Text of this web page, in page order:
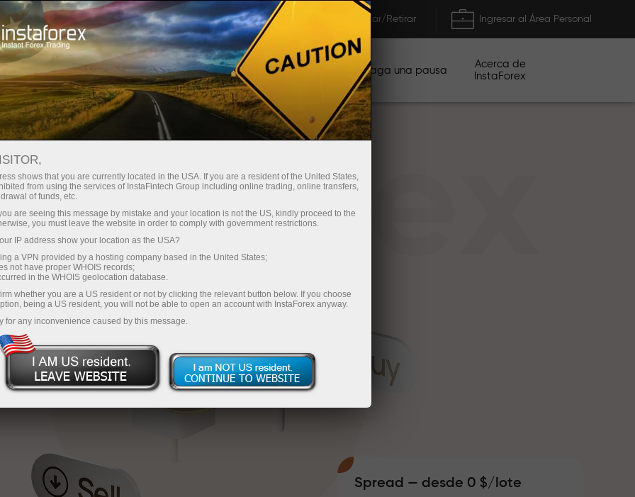
de la cuenta Plataforma comercial Depositar/Retirar Ingresar al Área Personal
Para
Para
Inversionistas
Para Socios Campañas Haga una pausa
Acerca de
InstaForex
Spread — desde 0 $/lote
shows that you are currently located in the USA. If you are a resident of the United States,
from using the services of InstaFintech Group including online trading, online transfers,
of funds, etc.
are seeing this message by mistake and your location is not the US, kindly proceed to the
you must leave the website in order to comply with government restrictions.
IP address show your location as the USA?
a VPN provided by a hosting company based in the United States;
not have proper WHOIS records;
in the WHOIS geolocation database.
whether you are a US resident or not by clicking the relevant button below. If you choose
being a US resident, you will not be able to open an account with InstaForex anyway.
for any inconvenience caused by this message.